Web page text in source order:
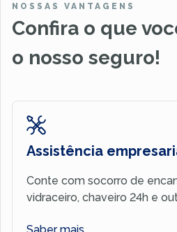
NOSSAS VANTAGENS
Confira o que
o nosso seguro!
Assistência
Conte com socorro de
vidraceiro, chaveiro 24h e